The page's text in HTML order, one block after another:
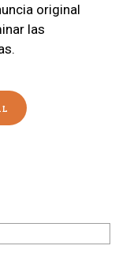
original
las